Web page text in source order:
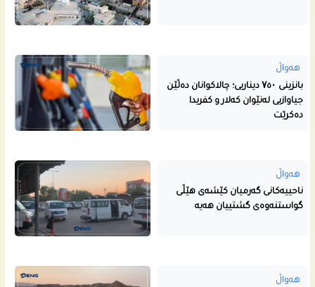
هەواڵ
بانزینی ۷٥۰ دیناریی؛ چالاکوانان دەڵێن
جیاوازیی لەنێوان کەلار و کفریدا
دەکرێت
هەواڵ
ناحییه‌كانى گه‌رمیان كێشه‌ى هێڵى
گواستنه‌وه‌ى گشتییان هه‌یه‌
هەواڵ